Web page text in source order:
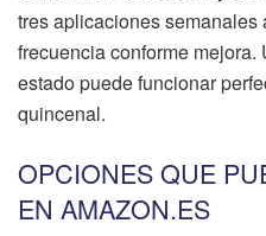
tres aplicaciones
frecuencia conforme
estado puede funcionar
quincenal.
OPCIONES QUE
EN AMAZON.ES